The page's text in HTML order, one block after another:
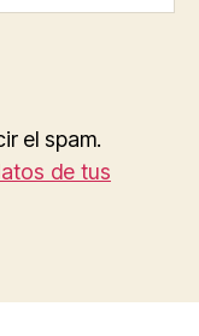
el spam.
de tus